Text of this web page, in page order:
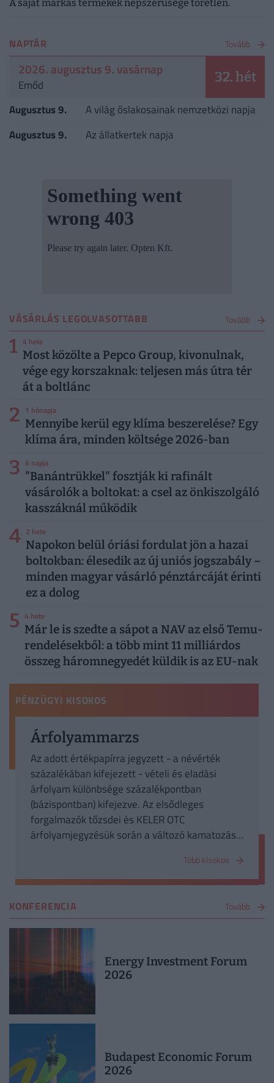
A saját márkás termékek népszerűsége töretlen.
NAPTÁR Tovább
2026. augusztus 9. vasárnap
Emőd 32. hét
Augusztus 9.
A világ őslakosainak nemzetközi napja
Augusztus 9.
Az állatkertek napja
VÁSÁRLÁS LEGOLVASOTTABB Tovább
1 4 hete
Most közölte a Pepco Group, kivonulnak,
vége egy korszaknak: teljesen más útra tér
át a boltlánc
2 1 hónapja
Mennyibe kerül egy klíma beszerelése? Egy
klíma ára, minden költsége 2026-ban
3 6 napja
"Banántrükkel" fosztják ki rafinált
vásárolók a boltokat: a csel az önkiszolgáló
kasszáknál működik
4 2 hete
Napokon belül óriási fordulat jön a hazai
boltokban: élesedik az új uniós jogszabály –
minden magyar vásárló pénztárcáját érinti
ez a dolog
5 4 hete
Már le is szedte a sápot a NAV az első Temu-
rendelésekből: a több mint 11 milliárdos
összeg háromnegyedét küldik is az EU-nak
PÉNZÜGYI KISOKOS
Árfolyammarzs
Az adott értékpapírra jegyzett - a névérték
százalékában kifejezett - vételi és eladási
árfolyam különbsége százalékpontban
(bázispontban) kifejezve. Az elsődleges
forgalmazók tőzsdei és KELER OTC
árfolyamjegyzésük során a változó kamatozású
alkalmazhatnak.
Több kisokos
KONFERENCIA Tovább
Energy Investment Forum
2026
Budapest Economic Forum
2026